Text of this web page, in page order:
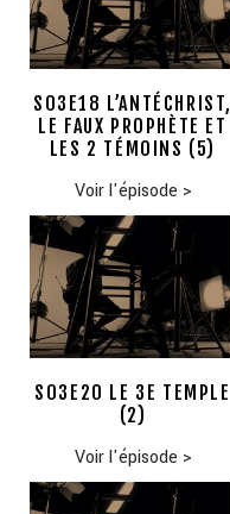
S03E18 L’ANTÉCHRIST,
LE FAUX PROPHÈTE ET
LES 2 TÉMOINS (5)
Voir l'épisode >
S03E20 LE 3E TEMPLE
(2)
Voir l'épisode >